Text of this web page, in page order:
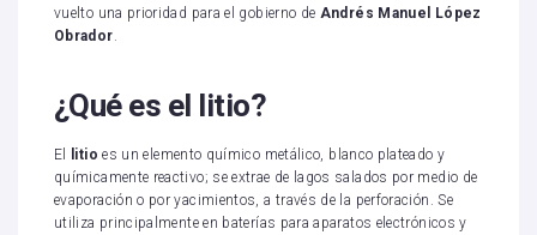
vuelto una prioridad para el gobierno de Andrés Manuel López
Obrador.
¿Qué es el litio?
El litio es un elemento químico metálico, blanco plateado y
químicamente reactivo; se extrae de lagos salados por medio de
evaporación o por yacimientos, a través de la perforación. Se
utiliza principalmente en baterías para aparatos electrónicos y